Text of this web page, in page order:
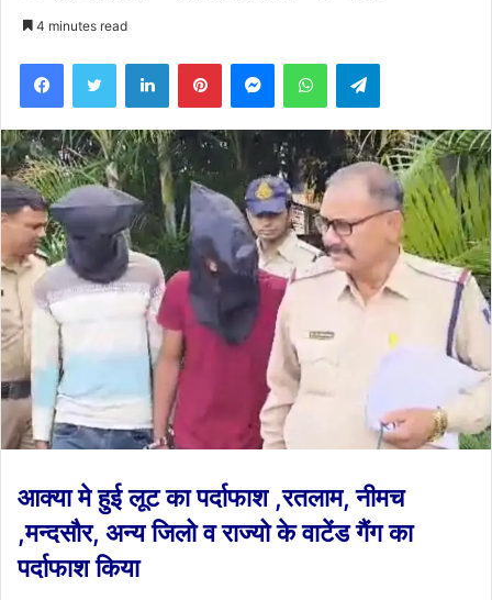
4 minutes read
FacebookTwitter LinkedInPinterestMessengerWhatsAppTelegram
आक्या मे हुई लूट का पर्दाफाश ,रतलाम, नीमच
,मन्दसौर, अन्य जिलो व राज्यो के वाटेंड गैंग का
पर्दाफाश किया